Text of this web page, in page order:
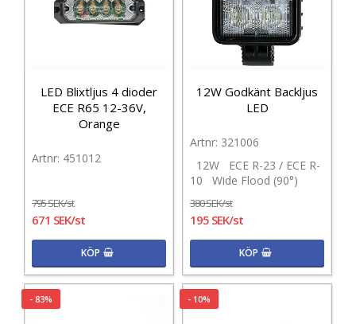
LED Blixtljus 4 dioder
ECE R65 12-36V,
Orange
451012
795 SEK/st
671 SEK/st
KÖP
12W Godkänt Backljus
LED
321006
12W ECE R-23 / ECE R-
10 Wide Flood (90°)
380 SEK/st
195 SEK/st
KÖP
- 83% - 10%